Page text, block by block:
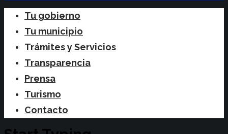
Close
Menu
Tu gobierno
Tu municipio
Trámites y Servicios
Transparencia
Prensa
Turismo
Contacto